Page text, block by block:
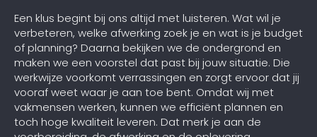
Een klus begint bij ons altijd met luisteren. Wat wil je
verbeteren, welke afwerking zoek je en wat is je budget
of planning? Daarna bekijken we de ondergrond en
maken we een voorstel dat past bij jouw situatie. Die
werkwijze voorkomt verrassingen en zorgt ervoor dat jij
vooraf weet waar je aan toe bent. Omdat wij met
vakmensen werken, kunnen we efficiënt plannen en
toch hoge kwaliteit leveren. Dat merk je aan de